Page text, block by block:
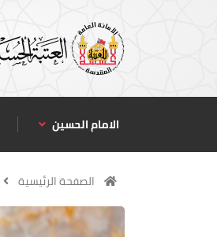
الامام الحسين
الصفحة الرئيسية